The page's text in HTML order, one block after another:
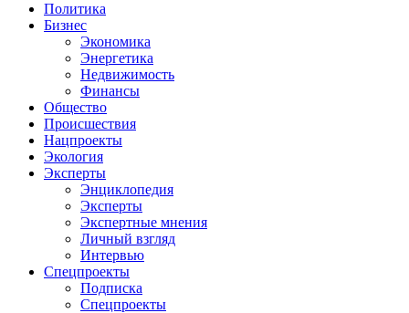
Политика
Бизнес
Экономика
Энергетика
Недвижимость
Финансы
Общество
Происшествия
Нацпроекты
Экология
Эксперты
Энциклопедия
Эксперты
Экспертные мнения
Личный взгляд
Интервью
Спецпроекты
Подписка
Спецпроекты